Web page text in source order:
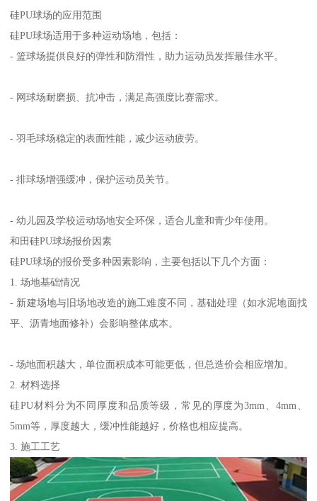
硅PU球场的应用范围
硅PU球场适用于多种运动场地，包括：
- 篮球场提供良好的弹性和防滑性，助力运动员发挥最佳水平。
- 网球场耐磨损、抗冲击，满足高强度比赛需求。
- 羽毛球场稳定的表面性能，减少运动疲劳。
- 排球场增强缓冲，保护运动员关节。
- 幼儿园及学校运动场地安全环保，适合儿童和青少年使用。
和田硅PU球场报价因素
硅PU球场的报价受多种因素影响，主要包括以下几个方面：
1. 场地基础情况
- 新建场地与旧场地改造的施工难度不同，基础处理（如水泥地面找
平、沥青地面修补）会影响整体成本。
- 场地面积越大，单位面积成本可能更低，但总造价会相应增加。
2. 材料选择
硅PU材料分为不同厚度和品质等级，常见的厚度为3mm、4mm、
5mm等，厚度越大，缓冲性能越好，价格也相应提高。
3. 施工工艺